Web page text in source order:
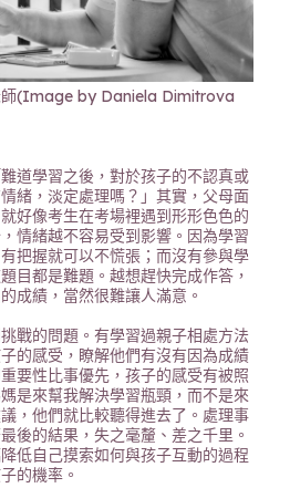
師(Image by Daniela Dimitrova
道學習之後，對於孩子的不認真或
緒，淡定處理嗎？」其實，父母面
好像考生在考場裡遇到形形色色的
情緒越不容易受到影響。因為學習
把握就可以不慌張；而沒有參與學
目都是難題。越想趕快完成作答，
成績，當然很難讓人滿意。
戰的問題。有學習過親子相處方法
的感受，瞭解他們有沒有因為成績
要性比事優先，孩子的感受有被照
是來幫我解決學習瓶頸，而不是來
，他們就比較聽得進去了。處理事
後的結果，失之毫釐、差之千里。
低自己摸索如何與孩子互動的過程
的機率。